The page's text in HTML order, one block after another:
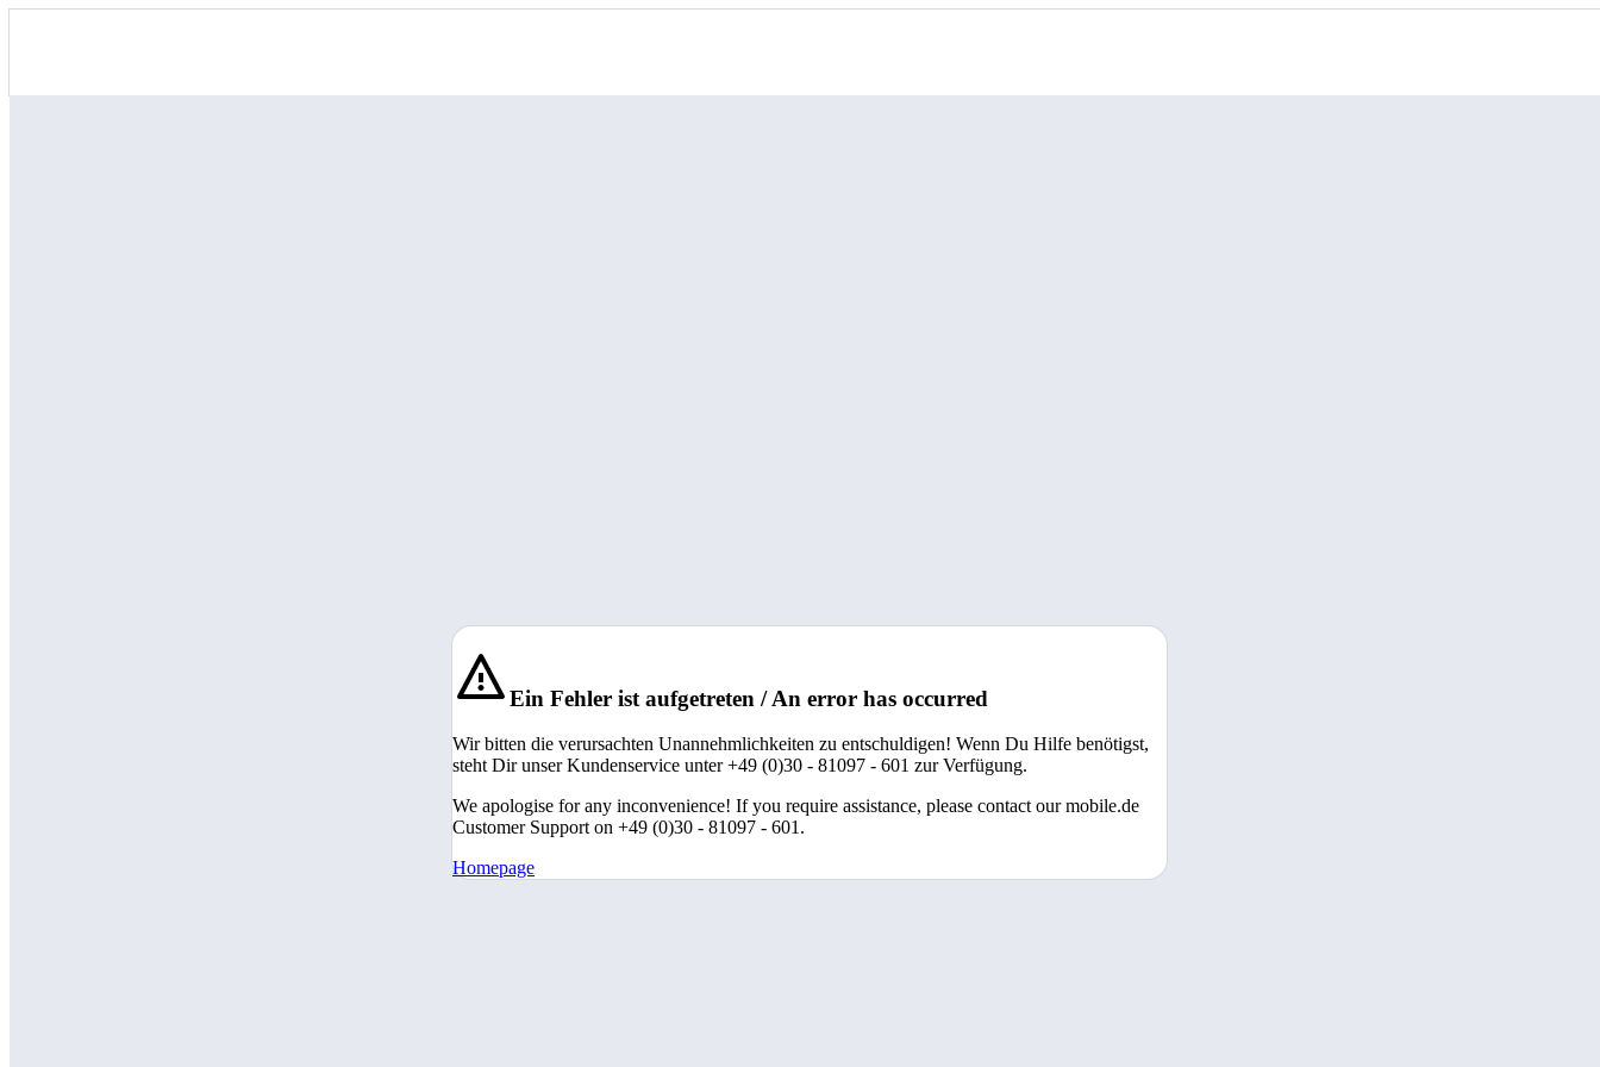
Ein Fehler ist aufgetreten / An error has occurred
Wir bitten die verursachten Unannehmlichkeiten zu entschuldigen! Wenn Du Hilfe benötigst,
steht Dir unser Kundenservice unter +49 (0)30 - 81097 - 601 zur Verfügung.
We apologise for any inconvenience! If you require assistance, please contact our mobile.de
Customer Support on +49 (0)30 - 81097 - 601.
Homepage